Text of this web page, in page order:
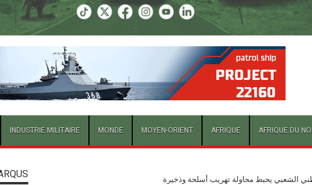
AFRIQUE DU
AFRIQUE
MOYEN-ORIENT
MONDE
INDUSTRIE MILITAIRE
الشعبي يحبط محاولة تهريب أسلحة وذخيرة